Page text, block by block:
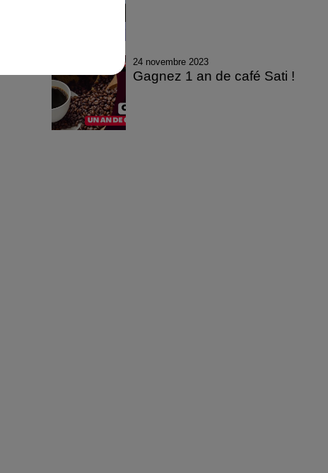
24 novembre 2023
Gagnez 1 an de café Sati !